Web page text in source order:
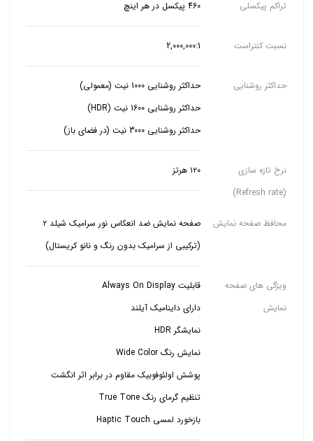
تراکم پیکسلی 460 پیکسل در هر اینچ
نسبت کنتراست 2,000,000:1
حداکثر روشنایی
حداکثر روشنایی 1000 نیت (معمولی)
حداکثر روشنایی 1600 نیت (HDR)
حداکثر روشنایی 3000 نیت (در فضای باز)
نرخ تازه سازی
(Refresh rate)
۱۲۰ هرتز
محافظ صفحه نمایش
صفحه نمایش ضد انعکاس نور سرامیک شیلد ۲
(ترکیبی از سرامیک بدون رنگ و نانو کریستال)
ویژگی های صفحه
نمایش
قابلیت Always On Display
نمایشگر HDR
نمایش رنگ Wide Color
پوشش اولئوفوبیک مقاوم در برابر اثر انگشت
بازخورد لمسی Haptic Touch